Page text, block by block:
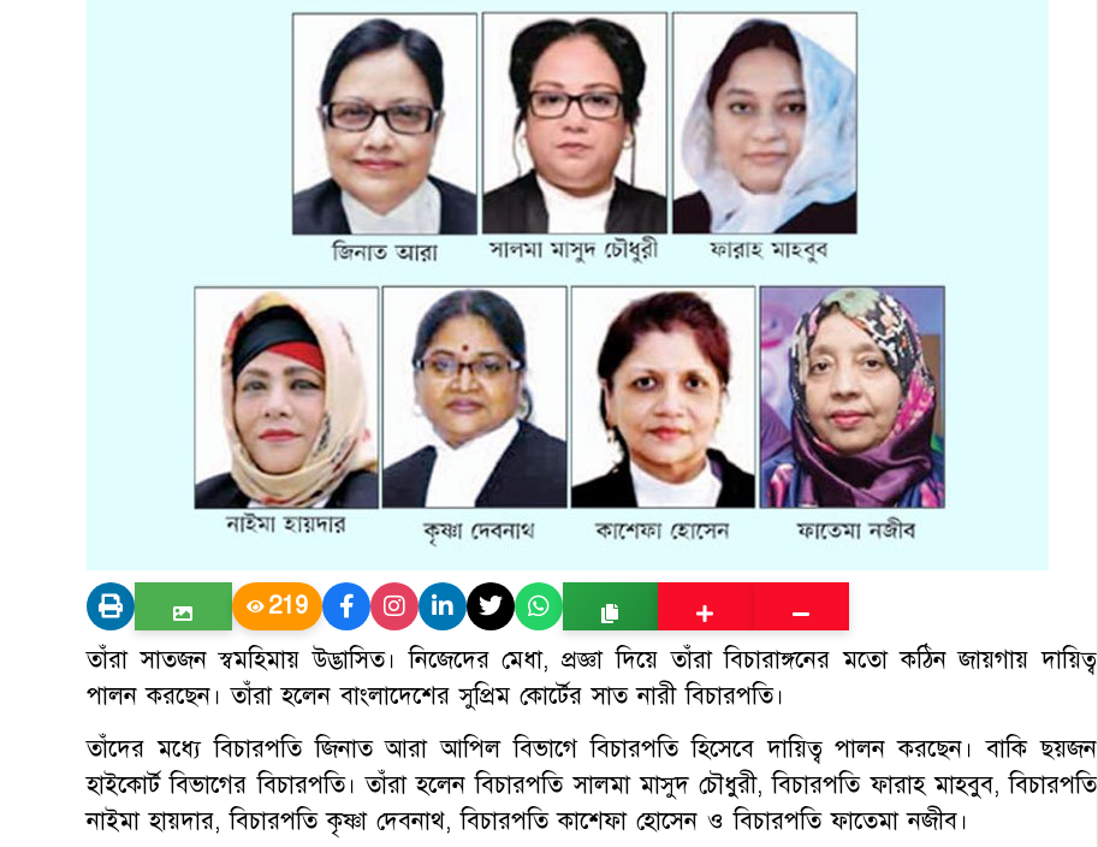
219
তাঁরা সাতজন স্বমহিমায় উদ্ভাসিত। নিজেদের মেধা, প্রজ্ঞা দিয়ে তাঁরা বিচারাঙ্গনের মতো কঠিন জায়গায় দায়িত্ব
পালন করছেন। তাঁরা হলেন বাংলাদেশের সুপ্রিম কোর্টের সাত নারী বিচারপতি।
তাঁদের মধ্যে বিচারপতি জিনাত আরা আপিল বিভাগে বিচারপতি হিসেবে দায়িত্ব পালন করছেন। বাকি ছয়জন
হাইকোর্ট বিভাগের বিচারপতি। তাঁরা হলেন বিচারপতি সালমা মাসুদ চৌধুরী, বিচারপতি ফারাহ মাহবুব, বিচারপতি
নাইমা হায়দার, বিচারপতি কৃষ্ণা দেবনাথ, বিচারপতি কাশেফা হোসেন ও বিচারপতি ফাতেমা নজীব।